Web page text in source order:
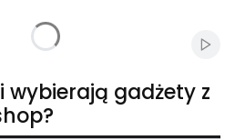
wybierają gadżety z